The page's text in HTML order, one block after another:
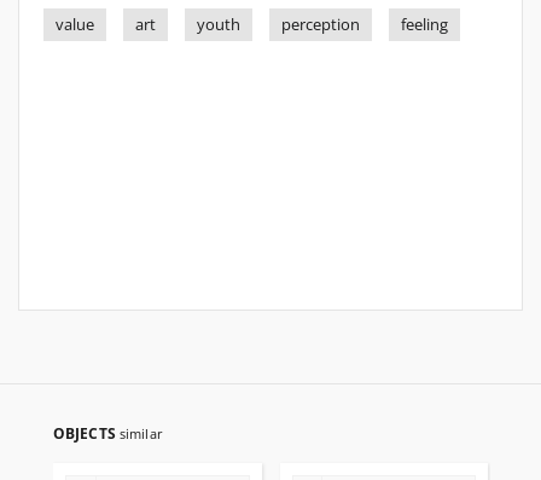
value
art youth perception feeling
OBJECTS similar